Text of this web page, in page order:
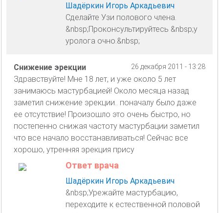
Шадёркин Игорь Аркадьевич
Сделайте Узи полового члена.
&nbsp;Проконсультируйтесь &nbsp;у
уролога очно.&nbsp;
26 декабря 2011 - 13:28
Снижение эрекции
Здравствуйте! Мне 18 лет, и уже около 5 лет
занимаюсь мастурбацией! Около месяца назад
заметил снижение эрекции.. поначалу было даже
ее отсутствие! Произошло это очень быстро, но
постепенно снижая частоту мастурбации заметил
что все начало восстанавливаться! Сейчас все
хорошо, утренняя эрекция прису
Ответ врача
Шадёркин Игорь Аркадьевич
&nbsp;Урежайте мастурбацию,
переходите к естественной половой